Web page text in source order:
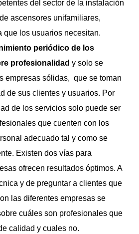
del sector de la instalación
ascensores unifamiliares,
que los usuarios necesitan.
periódico de los
profesionalidad y solo se
empresas sólidas, que se toman
de sus clientes y usuarios. Por
de los servicios solo puede ser
que cuenten con los
adecuado tal y como se
Existen dos vías para
ofrecen resultados óptimos. A
y de preguntar a clientes que
las diferentes empresas se
cuáles son profesionales que
calidad y cuales no.